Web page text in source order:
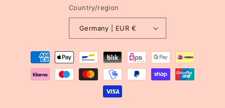
Country/region
Germany | EUR €
Payment
methods